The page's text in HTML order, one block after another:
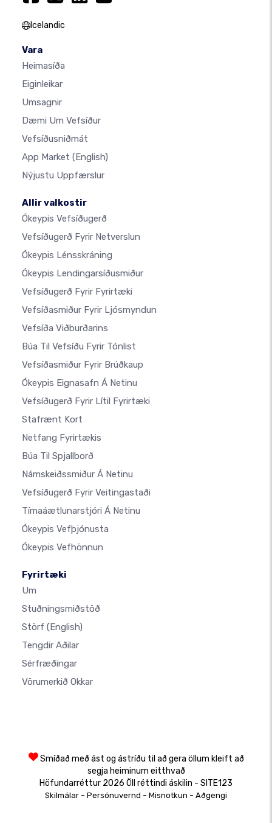
Icelandic
Vara
Heimasíða
Eiginleikar
Umsagnir
Dæmi Um Vefsíður
Vefsíðusniðmát
App Market (English)
Nýjustu Uppfærslur
Allir valkostir
Ókeypis Vefsíðugerð
Vefsíðugerð Fyrir Netverslun
Ókeypis Lénsskráning
Ókeypis Lendingarsíðusmiður
Vefsíðugerð Fyrir Fyrirtæki
Vefsíðasmiður Fyrir Ljósmyndun
Vefsíða Viðburðarins
Búa Til Vefsíðu Fyrir Tónlist
Vefsíðasmiður Fyrir Brúðkaup
Ókeypis Eignasafn Á Netinu
Vefsíðugerð Fyrir Lítil Fyrirtæki
Stafrænt Kort
Netfang Fyrirtækis
Búa Til Spjallborð
Námskeiðssmiður Á Netinu
Vefsíðugerð Fyrir Veitingastaði
Tímaáætlunarstjóri Á Netinu
Ókeypis Vefþjónusta
Ókeypis Vefhönnun
Fyrirtæki
Um
Stuðningsmiðstöð
Störf (English)
Tengdir Aðilar
Sérfræðingar
Vörumerkið Okkar
Smíðað með ást og ástríðu til að gera öllum kleift að
segja heiminum eitthvað
Höfundarréttur 2026 Öll réttindi áskilin - SITE123
Skilmálar - Persónuvernd - Misnotkun - Aðgengi